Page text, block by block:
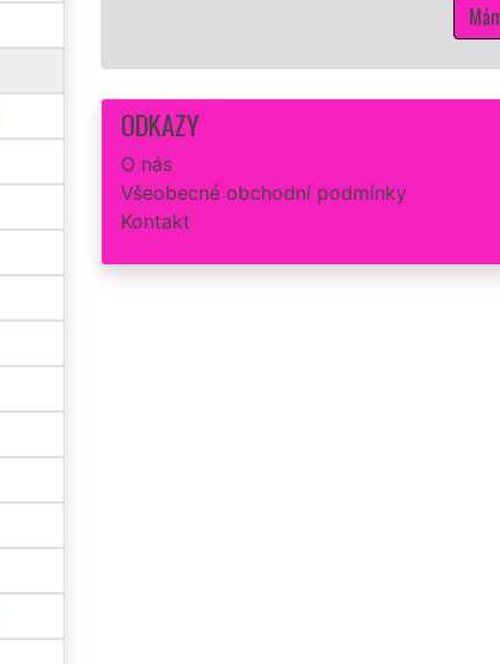
Mám zájem o hodinový manžel v Cítolibech
ODKAZY
O nás
Všeobecné obchodní podmínky
Kontakt